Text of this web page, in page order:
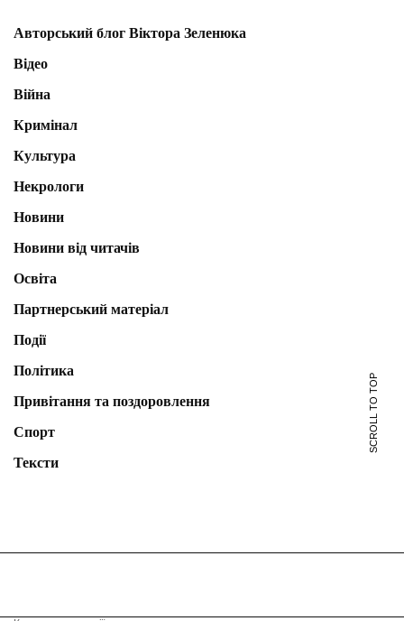
Авторський блог Віктора Зеленюка
Відео
Війна
Кримінал
Культура
Некрологи
Новини
Новини від читачів
Освіта
Партнерський матеріал
Події
Політика
Привітання та поздоровлення
Спорт
Тексти
SCROLL TO TOP